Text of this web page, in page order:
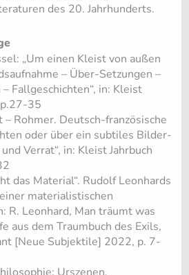
des 20. Jahrhunderts.
„Um einen Kleist von außen
– Über-Setzungen –
Fallgeschichten“, in: Kleist
35
Rohmer. Deutsch-französische
oder über ein subtiles Bilder-
Verrat“, in: Kleist Jahrbuch
das Material“. Rudolf Leonhards
materialistischen
R. Leonhard, Man träumt was
aus dem Traumbuch des Exils,
[Neue Subjektile] 2022, p. 7-